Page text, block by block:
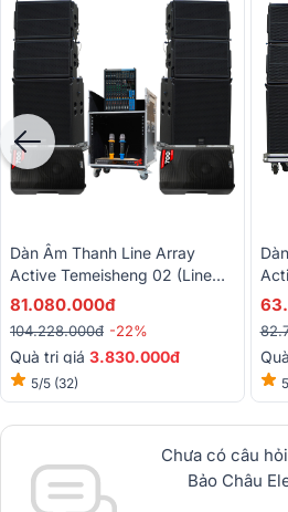
Dàn Âm Thanh Line Array
Active Temeisheng 02 (Line
Array Active Temisheng LT-15,
TX312,...)
81.080.000đ
104.228.000đ -22%
Quà trị giá 3.830.000đ
5/5 (32)
Chưa có câu
Bảo Châu